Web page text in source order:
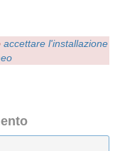
accettare l'installazione